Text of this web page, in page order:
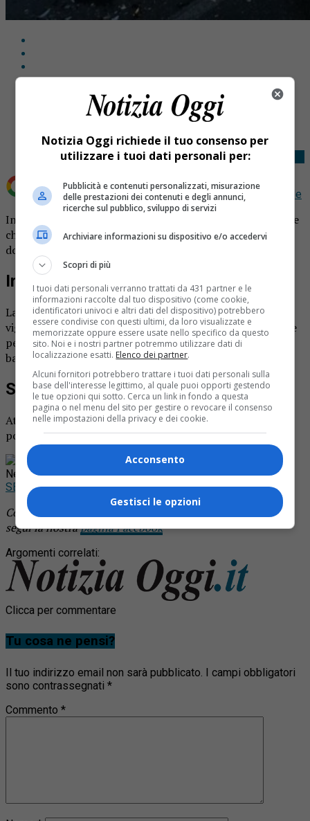
Aggiungi Notizia Oggi.it come Fonte preferita su Google
Incidente stradale: due auto coinvolte. Sono sei le persone
che sono rimaste ferite nell’incidente accaduto ieri,
domenica 3 ottobre a Cureggio.
Incidente stradale
La vicenda è accaduta a Cureggio sulla provinciale 142. I
vigili del fuoco sono intervenuti sul posto con il 118. Sei le
persone coinvolte nello scontro: quattro adulti e due
bambini.
Soccorsi
Attorno alle 21 veniva ripristinata la normale viabilità. In
posto anche due pattuglie di carabinieri.
Rimani aggiornato seguendoci su Google
News!
SEGUICI
Continua a leggere le notizie di Notizia Oggi Borgosesiae
segui la nostrapagina Facebook
Argomenti correlati:
Clicca per commentare
Tu cosa ne pensi?
Il tuo indirizzo email non sarà pubblicato.
I campi obbligatori
sono contrassegnati *
Commento *
Notizia Oggi richiede il tuo consenso per
utilizzare i tuoi dati personali per:
Pubblicità e contenuti personalizzati, misurazione
delle prestazioni dei contenuti e degli annunci,
ricerche sul pubblico, sviluppo di servizi
Archiviare informazioni su dispositivo e/o accedervi
Scopri di più
I tuoi dati personali verranno trattati da 431 partner e le
informazioni raccolte dal tuo dispositivo (come cookie,
identificatori univoci e altri dati del dispositivo) potrebbero
essere condivise con questi ultimi, da loro visualizzate e
memorizzate oppure essere usate nello specifico da questo
sito. Noi e i nostri partner potremmo utilizzare dati di
localizzazione esatti. Elenco dei partner.
Alcuni fornitori potrebbero trattare i tuoi dati personali sulla
base dell'interesse legittimo, al quale puoi opporti gestendo
le tue opzioni qui sotto. Cerca un link in fondo a questa
pagina o nel menu del sito per gestire o revocare il consenso
nelle impostazioni della privacy e dei cookie.
Acconsento
Gestisci le opzioni